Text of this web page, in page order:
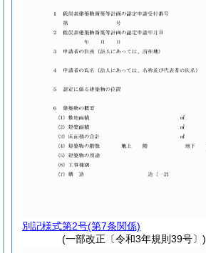
別記様式第2号(第7条関係)
(一部改正〔令和3年規則39号〕)